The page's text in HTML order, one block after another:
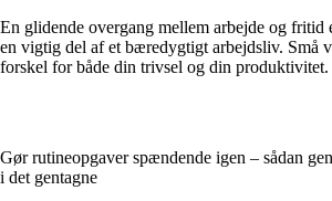
En glidende overgang mellem arbejde og fritid
en vigtig del af et bæredygtigt arbejdsliv. Små
forskel for både din trivsel og din produktivitet.
Gør rutineopgaver spændende igen – sådan
i det gentagne